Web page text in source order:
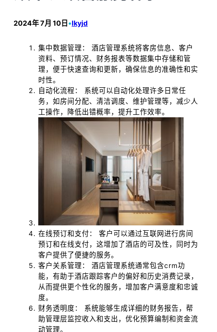
2024年 7月 10日 •lkyjd
集中数据管理： 酒店管理系统将客房信息、客户
资料、预订情况、财务报表等数据集中存储和管
理，便于快速查询和更新，确保信息的准确性和实
时性。
自动化流程： 系统可以自动化处理许多日常任
务，如房间分配、清洁调度、维护管理等，减少人
工操作，降低出错概率，提升工作效率。
在线预订和支付： 客户可以通过互联网进行房间
预订和在线支付，这增加了酒店的可及性，同时为
客户提供了便捷的服务。
客户关系管理： 酒店管理系统通常包含crm功
能，有助于酒店跟踪客户的偏好和历史消费记录，
从而提供更个性化的服务，增加客户满意度和忠诚
度。
财务透明度： 系统能够生成详细的财务报告，帮
助管理层监控收入和支出，优化预算编制和资金流
动管理。